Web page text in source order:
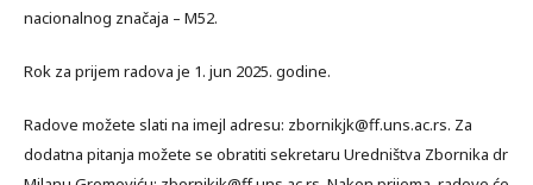
nacionalnog značaja – M52.
Rok za prijem radova je 1. jun 2025. godine.
Radove možete slati na imejl adresu: zbornikjk@ff.uns.ac.rs. Za
dodatna pitanja možete se obratiti sekretaru Uredništva Zbornika dr